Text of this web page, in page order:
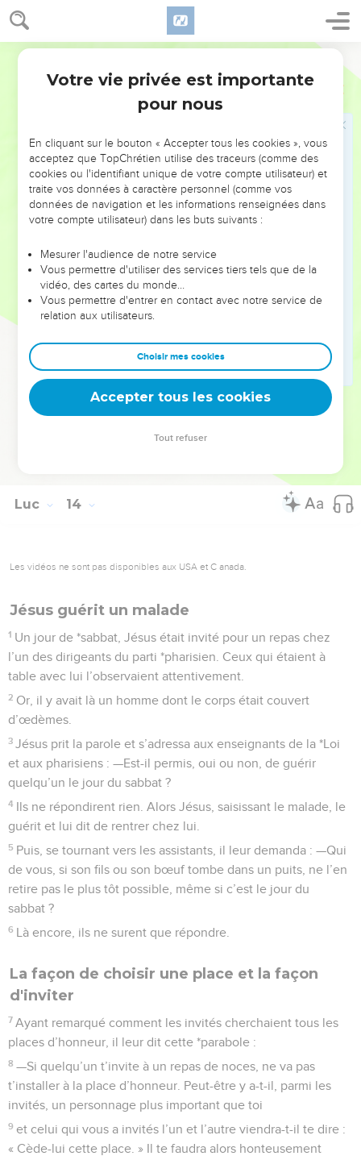
13
31
A ce moment-là, quelques *pharisiens s’approchèrent de
Jésus et l’avertirent : —Tu devrais quitter cette région et aller
loin d’ici, car *Hérode veut te faire mourir.
renard : « Aujourd’hui, je chasse des démons et je guéris des
achevé ma tâche.
Mais il faut que je poursuive ma route aujourd’hui, demain
et après-demain, car il est impensable qu’un *prophète soit
mis à mort ailleurs qu’à *Jérusalem ! »
prophètes et qui tues à coups de pierres ceux que Dieu
t’envoie ! Combien de fois j’ai voulu rassembler tes habitants
auprès de moi comme une poule rassemble ses poussins
sous ses ailes ! Mais vous ne l’avez pas voulu !
Eh bien, maintenant, votre maison va être livrée à
l’abandon. Oui, je vous le déclare : dorénavant vous ne me
verrez plus jusqu’à ce que le temps soit arrivé où vous direz :
Béni soit celui qui vient au nom du Seigneur !
La Bible Du Semeur Copyright © 1992, 1999 by Biblica, Inc.® Used by permission.
Luc 14
Les vidéos ne sont pas disponibles aux USA et C anada.
Jésus guérit un malade
1 Un jour de *sabbat, Jésus était invité pour un repas chez
l’un des dirigeants du parti *pharisien. Ceux qui étaient à
table avec lui l’observaient attentivement.
2 Or, il y avait là un homme dont le corps était couvert
d’œdèmes.
3 Jésus prit la parole et s’adressa aux enseignants de la *Loi
et aux pharisiens : —Est-il permis, oui ou non, de guérir
quelqu’un le jour du sabbat ?
4 Ils ne répondirent rien. Alors Jésus, saisissant le malade, le
guérit et lui dit de rentrer chez lui.
5 Puis, se tournant vers les assistants, il leur demanda : —Qui
de vous, si son fils ou son bœuf tombe dans un puits, ne l’en
retire pas le plus tôt possible, même si c’est le jour du
sabbat ?
6 Là encore, ils ne surent que répondre.
La façon de choisir une place et la façon
d'inviter
7 Ayant remarqué comment les invités cherchaient tous les
places d’honneur, il leur dit cette *parabole :
8 —Si quelqu’un t’invite à un repas de noces, ne va pas
t’installer à la place d’honneur. Peut-être y a-t-il, parmi les
invités, un personnage plus important que toi
9 et celui qui vous a invités l’un et l’autre viendra-t-il te dire :
« Cède-lui cette place. » Il te faudra alors honteusement
Votre vie privée est importante
pour nous
En cliquant sur le bouton « Accepter tous les cookies », vous
acceptez que TopChrétien utilise des traceurs (comme des
cookies ou l'identifiant unique de votre compte utilisateur) et
traite vos données à caractère personnel (comme vos
données de navigation et les informations renseignées dans
votre compte utilisateur) dans les buts suivants :
Mesurer l'audience de notre service
Vous permettre d'utiliser des services tiers tels que de la
vidéo, des cartes du monde…
Vous permettre d'entrer en contact avec notre service de
relation aux utilisateurs.
Choisir mes cookies
Accepter tous les cookies
Tout refuser